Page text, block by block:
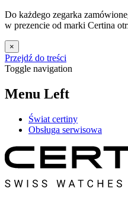
Do każdego zegarka
w prezencie od marki Certina
×
Przejdź do treści
Toggle navigation
Menu Left
Świat certiny
Obsługa serwisowa